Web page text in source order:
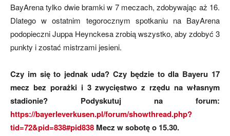
BayArena tylko dwie bramki w 7 meczach, zdobywając aż 16.
Dlatego w ostatnim tegorocznym spotkaniu na BayArena
podopieczni Juppa Heynckesa zrobią wszystko, aby zdobyć 3
punkty i zostać mistrzami jesieni.
Czy im się to jednak uda? Czy będzie to dla Bayeru 17
mecz bez porażki i 3 zwycięstwo z rzędu na własnym
stadionie? Podyskutuj na forum:
https://bayerleverkusen.pl/forum/showthread.php?
tid=72&pid=838#pid838 Mecz w sobotę o 15.30.